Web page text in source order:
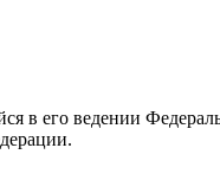
в его ведении